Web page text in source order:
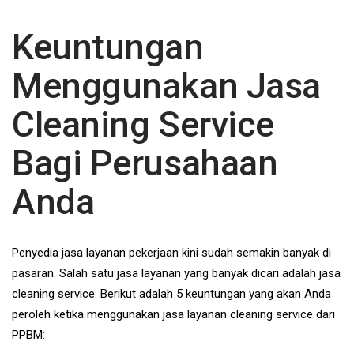
Keuntungan
Menggunakan Jasa
Cleaning Service
Bagi Perusahaan
Anda
Penyedia jasa layanan pekerjaan kini sudah semakin banyak di
pasaran. Salah satu jasa layanan yang banyak dicari adalah jasa
cleaning service. Berikut adalah 5 keuntungan yang akan Anda
peroleh ketika menggunakan jasa layanan cleaning service dari
PPBM:
navigation